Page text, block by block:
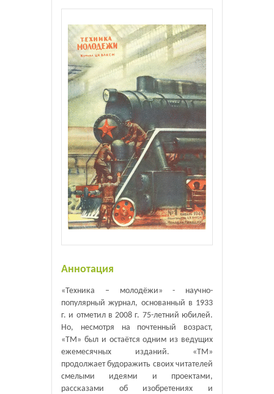
Аннотация
«Техника – молодёжи» - научно-
популярный журнал, основанный в 1933
г. и отметил в 2008 г. 75-летний юбилей.
Но, несмотря на почтенный возраст,
«ТМ» был и остаётся одним из ведущих
ежемесячных изданий. «ТМ»
продолжает будоражить своих читателей
смелыми идеями и проектами,
рассказами об изобретениях и